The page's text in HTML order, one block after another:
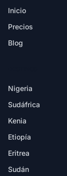
Inicio
Precios
Blog
Nigeria
Sudáfrica
Kenia
Etiopía
Eritrea
Sudán